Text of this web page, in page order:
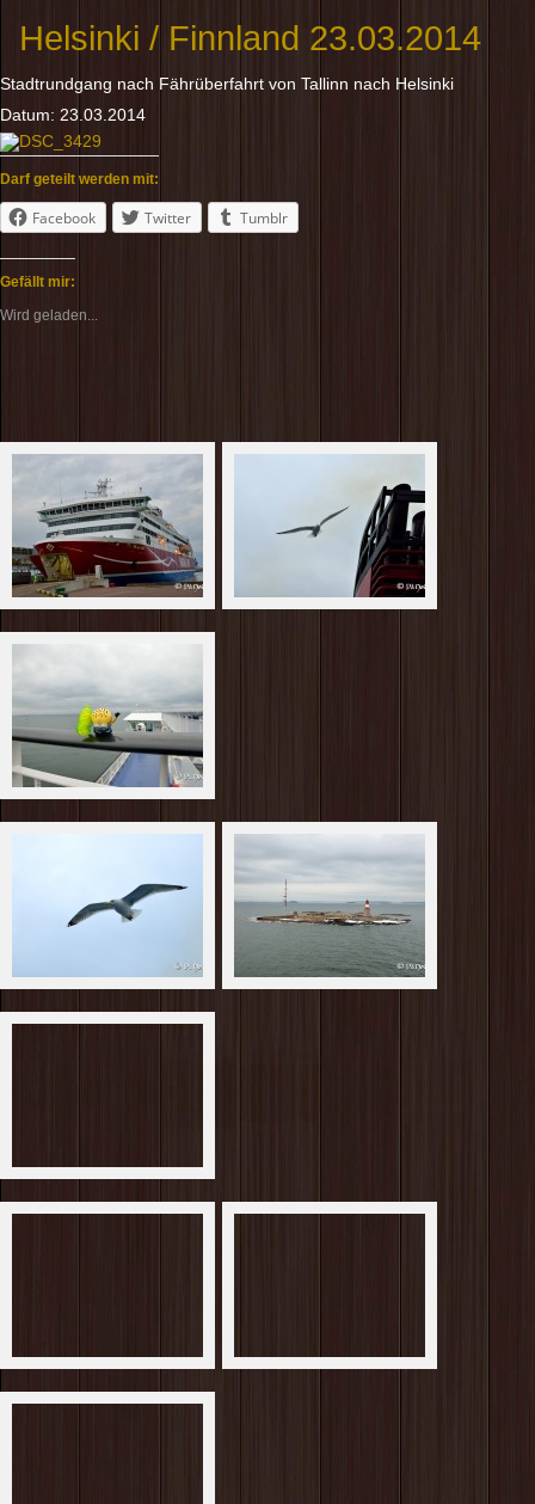
Helsinki / Finnland 23.03.2014
Stadtrundgang nach Fährüberfahrt von Tallinn nach Helsinki
Datum: 23.03.2014
Darf geteilt werden mit:
Facebook Twitter Tumblr
Gefällt mir:
Wird geladen...